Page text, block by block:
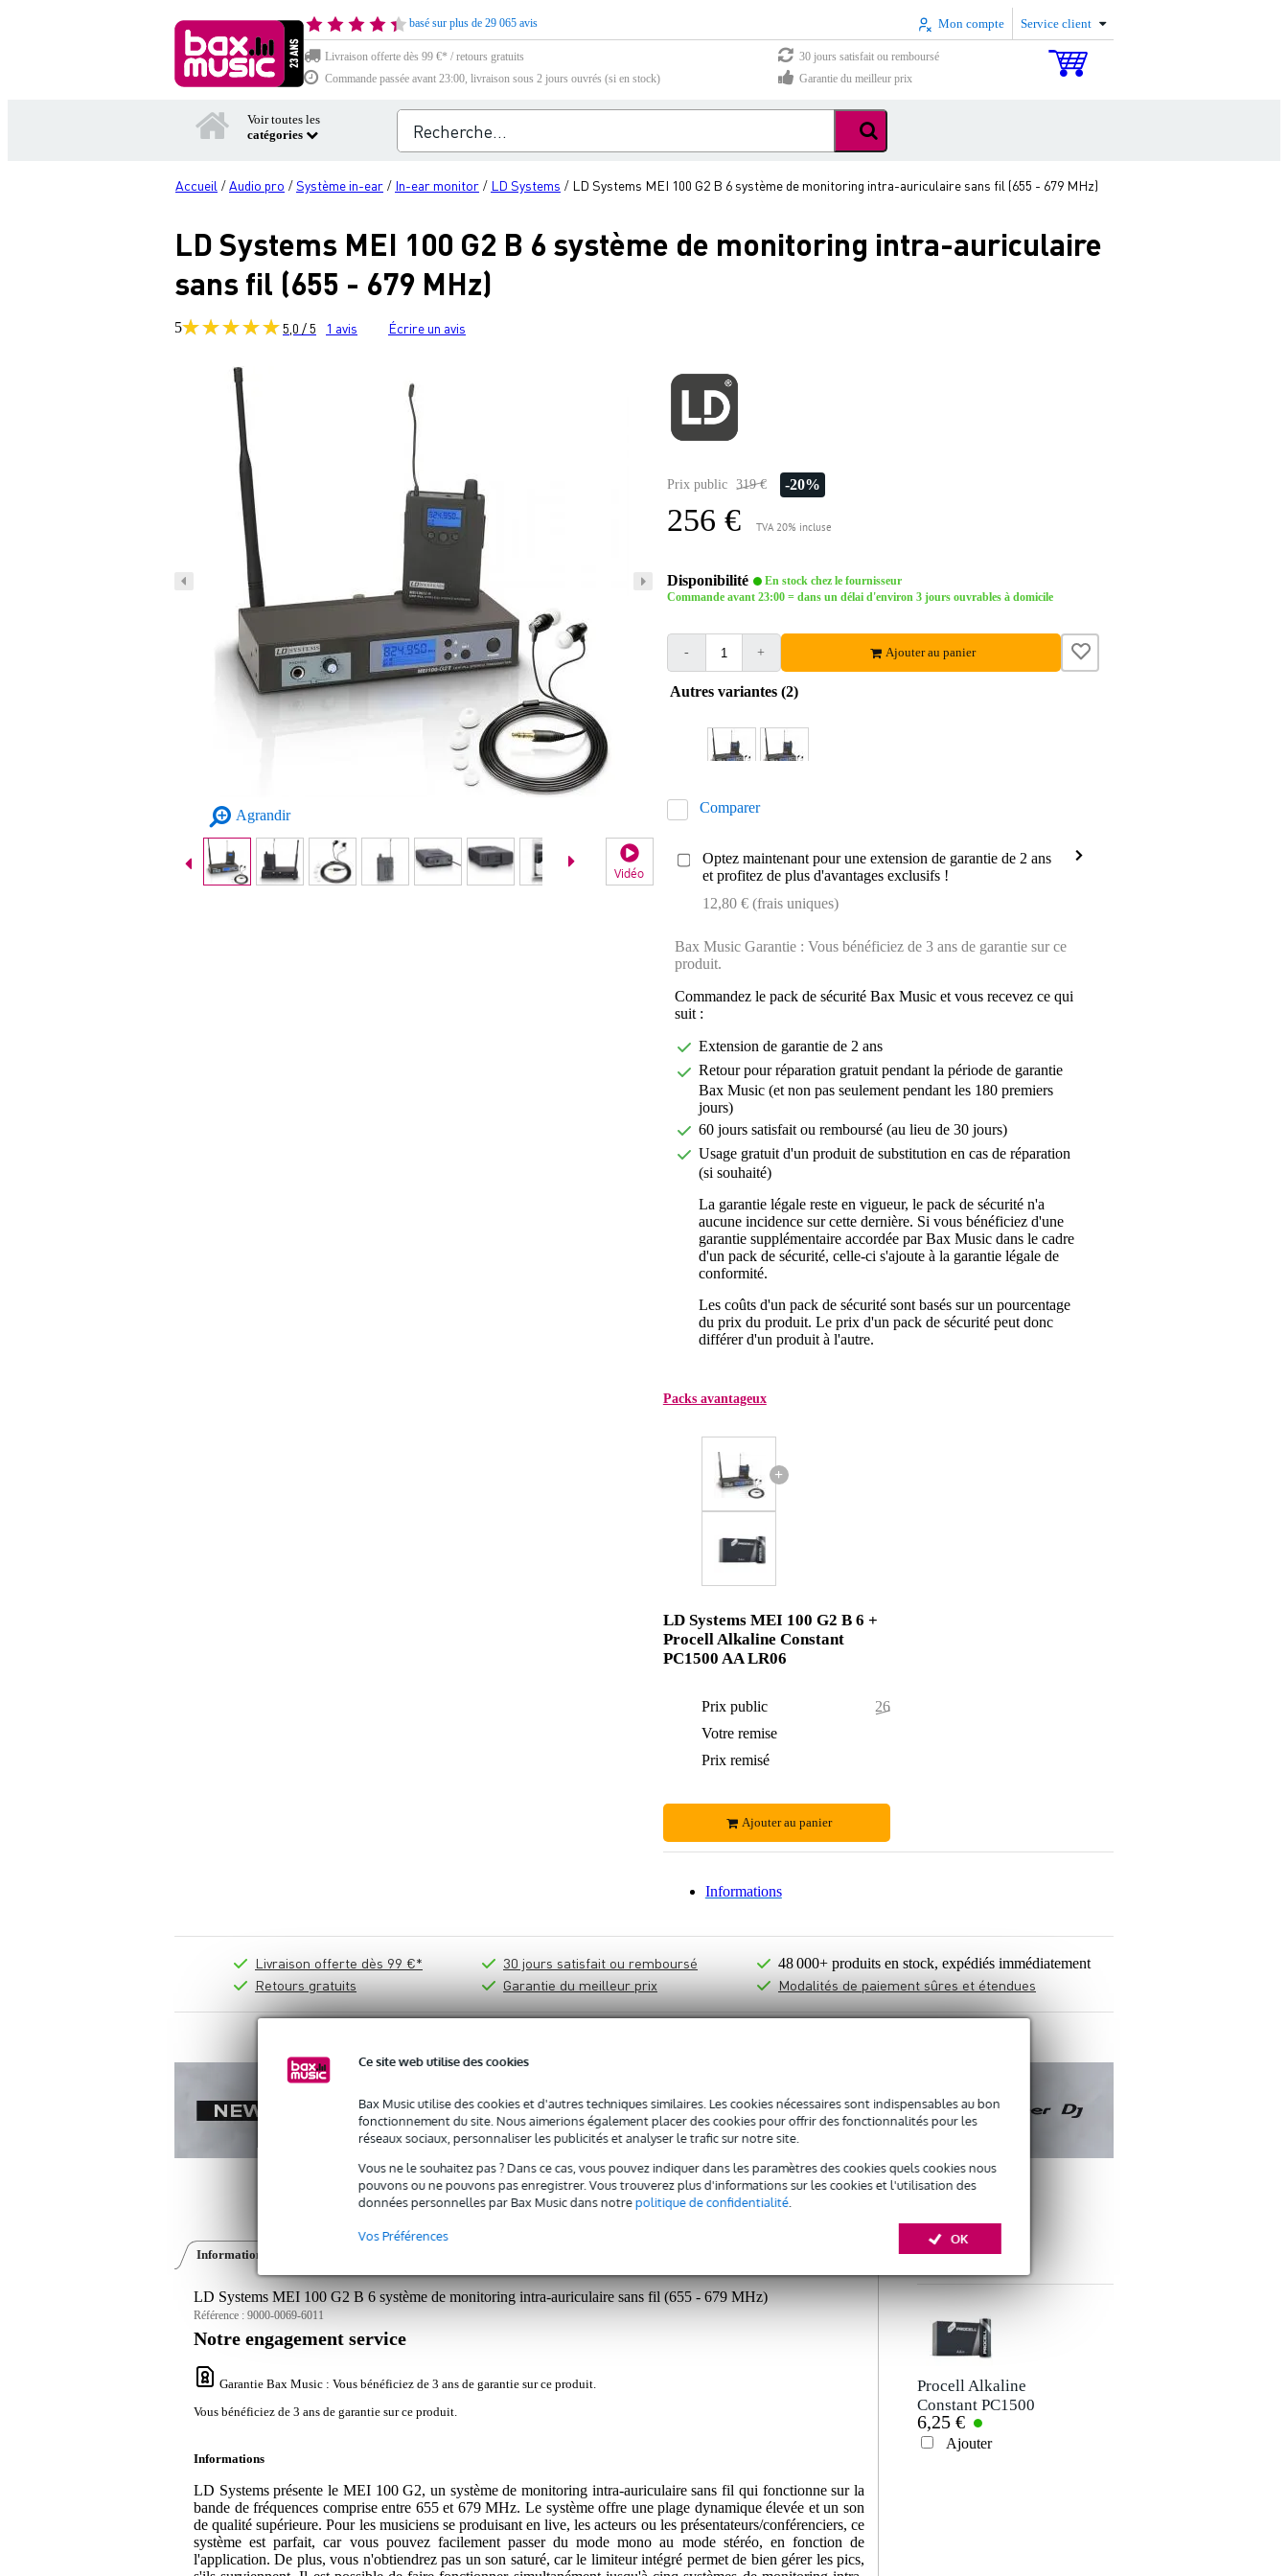
Ce site web utilise des cookies
Bax Music utilise des cookies et d'autres techniques similaires. Les cookies nécessaires sont indispensables au bon
fonctionnement du site. Nous aimerions également placer des cookies pour offrir des fonctionnalités pour les
réseaux sociaux, personnaliser les publicités et analyser le trafic sur notre site.
Vous ne le souhaitez pas ? Dans ce cas, vous pouvez indiquer dans les paramètres des cookies quels cookies nous
pouvons ou ne pouvons pas enregistrer. Vous trouverez plus d'informations sur les cookies et l'utilisation des
données personnelles par Bax Music dans notrepolitique de confidentialité.
OK
Vos Préférences
basé sur plus de 29 065 avis Mon compte Service client
Livraison offerte dès 99 €* / retours gratuits
30 jours satisfait ou remboursé
Commande passée avant 23:00, livraison sous 2 jours ouvrés (si en stock)
Garantie du meilleur prix
Voir toutes les
catégories
Accueil /Audio pro /Système in-ear / In-ear monitor / LD Systems / LD Systems MEI 100 G2 B 6 système de monitoring intra-auriculaire sans fil (655 - 679 MHz)
LD Systems MEI 100 G2 B 6 système de monitoring intra-auriculaire
sans fil (655 - 679 MHz)
5 5,0 / 5 1 avis Écrire un avis
Agrandir
Vidéo
Prix public 319 € -20%
256 € TVA 20% incluse
Disponibilité
En stock chez le fournisseur
Commande avant 23:00 = dans un délai d'environ 3 jours ouvrables à domicile
- + Ajouter au panier
Autres variantes (2)
Comparer
Optez maintenant pour une extension de garantie de 2 ans
et profitez de plus d'avantages exclusifs !
12,80 € (frais uniques)
Bax Music Garantie : Vous bénéficiez de 3 ans de garantie sur ce
produit.
Commandez le pack de sécurité Bax Music et vous recevez ce qui
suit :
Extension de garantie de 2 ans
Retour pour réparation gratuit pendant la période de garantie
Bax Music (et non pas seulement pendant les 180 premiers
jours)
60 jours satisfait ou remboursé (au lieu de 30 jours)
Usage gratuit d'un produit de substitution en cas de réparation
(si souhaité)
La garantie légale reste en vigueur, le pack de sécurité n'a
aucune incidence sur cette dernière. Si vous bénéficiez d'une
garantie supplémentaire accordée par Bax Music dans le cadre
d'un pack de sécurité, celle-ci s'ajoute à la garantie légale de
conformité.
Les coûts d'un pack de sécurité sont basés sur un pourcentage
du prix du produit. Le prix d'un pack de sécurité peut donc
différer d'un produit à l'autre.
Packs avantageux
+
LD Systems MEI 100 G2 B 6 +
Procell Alkaline Constant
PC1500 AA LR06
Prix public
262,25 €
Votre remise
Prix remisé
Ajouter au panier
Informations
Livraison offerte dès 99 €*
Retours gratuits
30 jours satisfait ou remboursé
Garantie du meilleur prix
48 000+ produits en stock, expédiés immédiatement
Modalités de paiement sûres et étendues
Informations
LD Systems MEI 100 G2 B 6 système de monitoring intra-auriculaire sans fil (655 - 679 MHz)
Référence : 9000-0069-6011
Notre engagement service
Garantie Bax Music : Vous bénéficiez de 3 ans de garantie sur ce produit.
Vous bénéficiez de 3 ans de garantie sur ce produit.
Informations
LD Systems présente le MEI 100 G2, un système de monitoring intra-auriculaire sans fil qui fonctionne sur la
bande de fréquences comprise entre 655 et 679 MHz. Le système offre une plage dynamique élevée et un son
de qualité supérieure. Pour les musiciens se produisant en live, les acteurs ou les présentateurs/conférenciers, ce
système est parfait, car vous pouvez facilement passer du mode mono au mode stéréo, en fonction de
l'application. De plus, vous n'obtiendrez pas un son saturé, car le limiteur intégré permet de bien gérer les pics,
ACCESSOIRES
Procell Alkaline
Constant PC1500
AA LR06 piles (lot
de 10)
6,25 €
Ajouter